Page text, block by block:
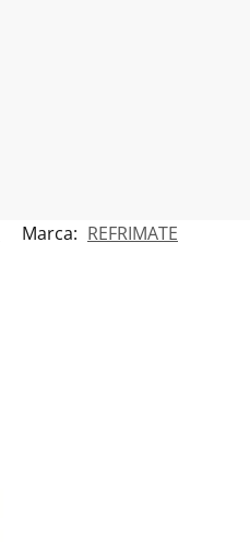
Marca: REFRIMATE